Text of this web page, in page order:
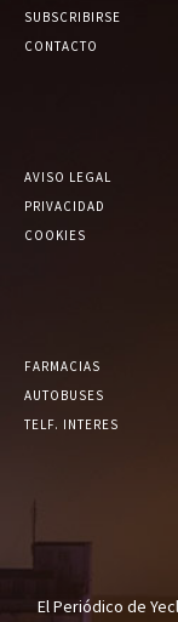
SUBSCRIBIRSE
CONTACTO
AVISO LEGAL
PRIVACIDAD
COOKIES
FARMACIAS
AUTOBUSES
TELF. INTERES
El Periódico de